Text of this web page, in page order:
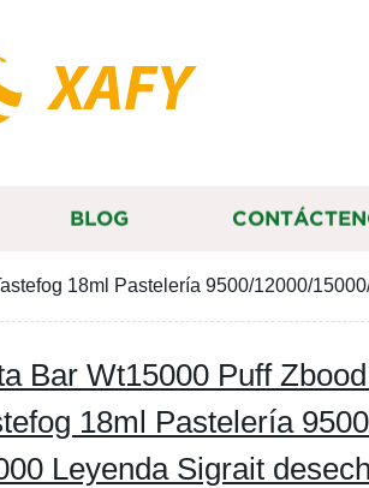
XAFY
BLOG
18ml Pastelería 9500/12000/
Bar Wt15000 Puff
18ml Pastelería
Leyenda Sigrait